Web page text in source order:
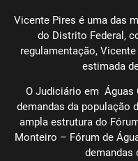
Vicente Pires é uma das
do Distrito Federal,
regulamentação,
estimada
O Judiciário em Águas
demandas da população
ampla estrutura do
Monteiro – Fórum de
demandas